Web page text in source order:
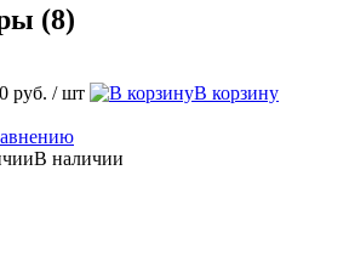
(8)
руб. / шт
В корзину
В наличии